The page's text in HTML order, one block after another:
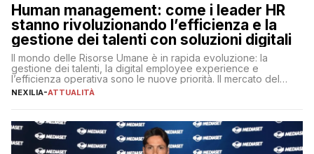
Human management: come i leader HR
stanno rivoluzionando l’efficienza e la
gestione dei talenti con soluzioni digitali
Il mondo delle Risorse Umane è in rapida evoluzione: la
gestione dei talenti, la digital employee experience e
l’efficienza operativa sono le nuove priorità. Il mercato del
lavoro, d’altra parte, è sempre più competitivo con una lotta
NEXILIA-ATTUALITÀ